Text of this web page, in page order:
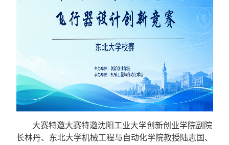
大赛特邀大赛特邀沈阳工业大学创新创业学院副院
长林丹、东北大学机械工程与自动化学院教授陆志国、